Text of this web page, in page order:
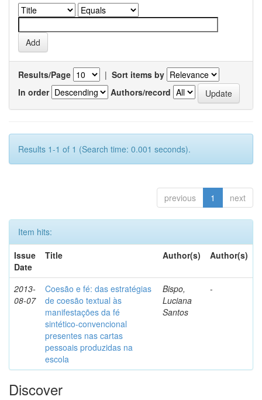
Results/Page | Sort items by
In order
Authors/record
Results 1-1 of 1 (Search time: 0.001 seconds).
previous 1 next
Item hits:
Issue
Date
Title Author(s) Author(s)
2013-
08-07
Coesão e fé: das estratégias
de coesão textual às
manifestações da fé
sintético-convencional
presentes nas cartas
pessoais produzidas na
escola
Bispo,
Luciana
Santos
-
Discover